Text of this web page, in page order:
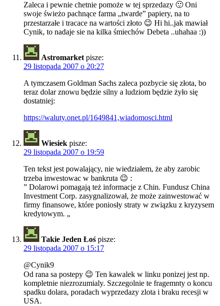
Zaleca i pewnie chetnie pomoże w tej sprzedazy 🙂 Oni
swoje świeżo pachnące farma „twarde” papiery, na to
przestarzałe i tracace na wartości złoto 😉 Hi hi..jak mawiał
Cynik, to nadaje sie na kilka śmiechów Debeta ..uhahaa :))
Astromarket pisze:
29 listopada 2007 o 20:27
A tymczasem Goldman Sachs zaleca pozbycie się złota, bo
teraz dolar znowu będzie silny a ludziom będzie żyło się
dostatniej:
https://waluty.onet.pl/1649841,wiadomosci.html
Wiesiek pisze:
29 listopada 2007 o 19:59
Ten tekst jest powalający, nie wiedziałem, że aby zarobic
trzeba inwestowac w bankruta 😉 :
” Dolarowi pomagają też informacje z Chin. Fundusz China
Investment Corp. zasygnalizował, że może zainwestować w
firmy finansowe, które poniosły straty w związku z kryzysem
kredytowym. „
Takie Jeden Łoś pisze:
29 listopada 2007 o 15:17
@Cynik9
Od rana sa postepy 😉 Ten kawalek w linku ponizej jest np.
kompletnie niezrozumialy. Szczegolnie te fragemnty o koncu
spadku dolara, poradach wyprzedazy zlota i braku recesji w
USA.